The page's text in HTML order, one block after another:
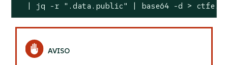
| jq -r ".data.public" | base64 -d >